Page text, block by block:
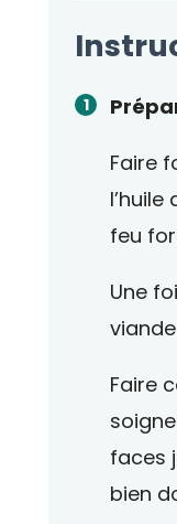
Faire
feu
Une
Faire
faces
bien